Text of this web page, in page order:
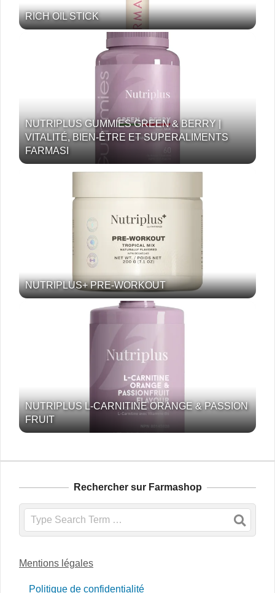
RICH OIL STICK
NUTRIPLUS GUMMIES GREEN & BERRY |
VITALITÉ, BIEN-ÊTRE ET SUPERALIMENTS
FARMASI
NUTRIPLUS+ PRE-WORKOUT
NUTRIPLUS L-CARNITINE ORANGE & PASSION
FRUIT
Rechercher sur Farmashop
Search
Mentions légales
Politique de confidentialité